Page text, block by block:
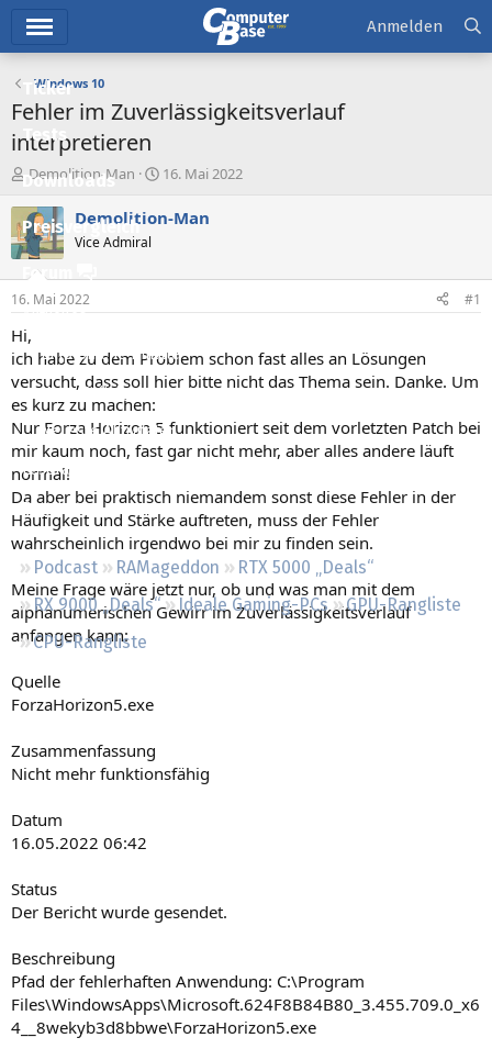
Ticker
Tests
Downloads
Preisvergleich
Forum
Aktuelles
Empfohlene Inhalte
Neue Beiträge
Neueste Aktivitäten
Leserartikel
Regeln
Podcast RAMageddon
RTX 5000 „Deals“
RX 9000 „Deals“
Ideale Gaming-PCs
GPU-Rangliste
CPU-Rangliste
Anmelden
Windows 10
Fehler im Zuverlässigkeitsverlauf
interpretieren
E
r
s
t
e
e
Demolition-Man
E
s
t
m
16. Mai 2022
Demolition-Man
Vice Admiral
16. Mai 2022 #1
Hi,
ich habe zu dem Problem schon fast alles an Lösungen
versucht, dass soll hier bitte nicht das Thema sein. Danke. Um
es kurz zu machen:
Nur Forza Horizon 5 funktioniert seit dem vorletzten Patch bei
mir kaum noch, fast gar nicht mehr, aber alles andere läuft
normal!
Da aber bei praktisch niemandem sonst diese Fehler in der
Häufigkeit und Stärke auftreten, muss der Fehler
wahrscheinlich irgendwo bei mir zu finden sein.
Meine Frage wäre jetzt nur, ob und was man mit dem
alphanumerischen Gewirr im Zuverlässigkeitsverlauf
anfangen kann:
Quelle
ForzaHorizon5.exe
Zusammenfassung
Nicht mehr funktionsfähig
Datum
‎16.‎05.‎2022 06:42
Status
Der Bericht wurde gesendet.
Beschreibung
Pfad der fehlerhaften Anwendung: C:\Program
Files\WindowsApps\Microsoft.624F8B84B80_3.455.709.0_x6
4__8wekyb3d8bbwe\ForzaHorizon5.exe